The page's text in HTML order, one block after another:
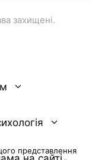
захищені.
представлення